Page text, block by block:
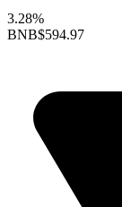
3.28%
BNB$594.97